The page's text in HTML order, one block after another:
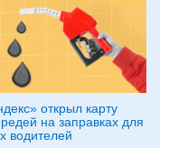
открыл карту
на заправках для
водителей